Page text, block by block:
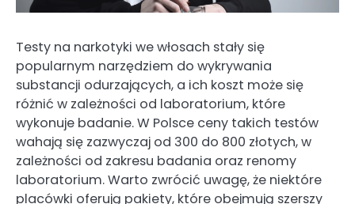
Testy na narkotyki we włosach stały się
popularnym narzędziem do wykrywania
substancji odurzających, a ich koszt może się
różnić w zależności od laboratorium, które
wykonuje badanie. W Polsce ceny takich testów
wahają się zazwyczaj od 300 do 800 złotych, w
zależności od zakresu badania oraz renomy
laboratorium. Warto zwrócić uwagę, że niektóre
placówki oferują pakiety, które obejmują szerszy